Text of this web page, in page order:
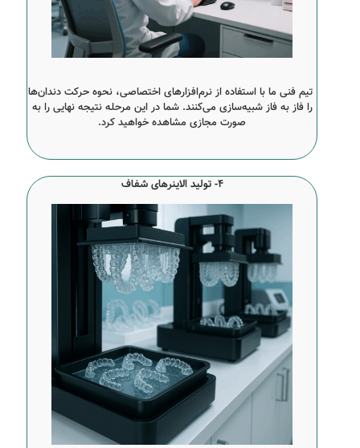
تیم فنی ما با استفاده از نرم‌افزارهای اختصاصی، نحوه حرکت دندان‌ها
را فاز به فاز شبیه‌سازی می‌کنند. شما در این مرحله نتیجه نهایی را به
صورت مجازی مشاهده خواهید کرد.
4- تولید الاینرهای شفاف